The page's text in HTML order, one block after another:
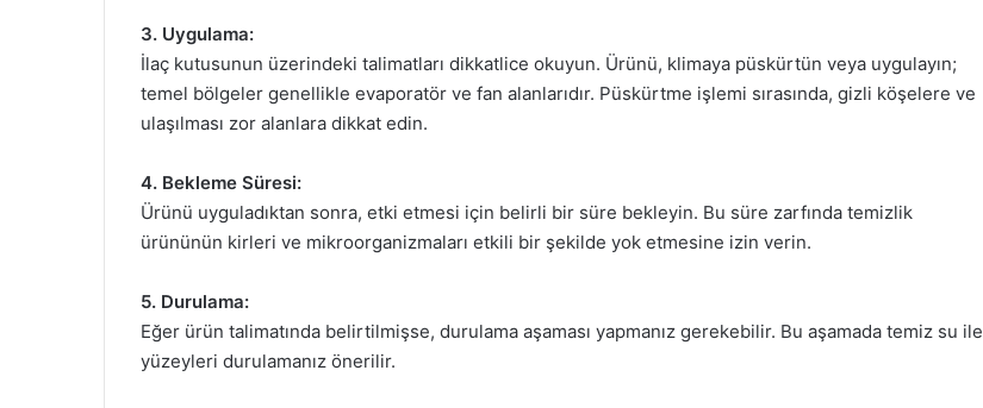
3. Uygulama:
İlaç kutusunun üzerindeki talimatları dikkatlice okuyun. Ürünü, klimaya püskürtün veya uygulayın;
temel bölgeler genellikle evaporatör ve fan alanlarıdır. Püskürtme işlemi sırasında, gizli köşelere ve
ulaşılması zor alanlara dikkat edin.
4. Bekleme Süresi:
Ürünü uyguladıktan sonra, etki etmesi için belirli bir süre bekleyin. Bu süre zarfında temizlik
ürününün kirleri ve mikroorganizmaları etkili bir şekilde yok etmesine izin verin.
5. Durulama:
Eğer ürün talimatında belirtilmişse, durulama aşaması yapmanız gerekebilir. Bu aşamada temiz su ile
yüzeyleri durulamanız önerilir.